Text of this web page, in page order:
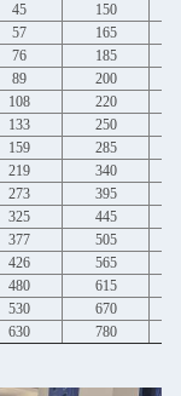
45
150
57
165
76
185
89
200
108
220
133
250
159
285
219
340
273
395
325
445
377
505
426
565
480
615
530
670
630 780